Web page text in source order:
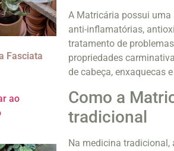
Fasciata
ao
A Matricária possui uma
anti-inflamatórias,
tratamento de
propriedades
de cabeça, enxaquecas
Como a
tradicional
Na medicina